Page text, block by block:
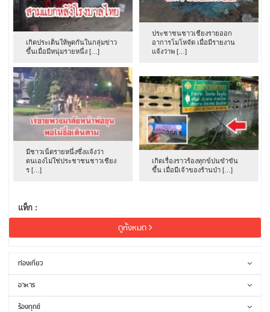
เกิดประเด็นให้พูดกันในกลุ่มข่าว
ขึ้นเมื่อมีหนุ่มรายหนึ่ง […]
ประชาชนชาวเชียงรายออก
อาการโมโหจัด เมื่อมีรายงาน
แจ้งว่าพ […]
มีชาวเน็ตรายหนึ่งซึ่งแจ้งว่า
ตนเองไม่ใช่ประชาชนชาวเชียง
ร […]
เกิดเรื่องราวร้องทุกข์ปนขำขัน
ขึ้น เมื่อมีเจ้าของร้านป่า […]
แท็ก :
ดูทั้งหมด
ท่องเที่ยว
อาหาร
ร้องทุกข์